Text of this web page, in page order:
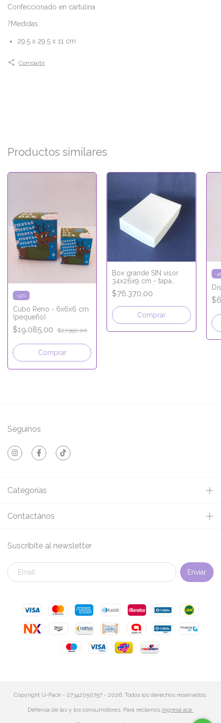
Confeccionado en cartulina
?Medidas:
29.5 x 29.5 x 11 cm
Compartir
Productos similares
-32%
Cubo Reno - 6x6x6 cm
(pequeño)
$19.085,00 $27.992,00
Comprar
Box grande SIN visor
34x26x9 cm - tapa
integrada - LÍNEA
PREMIUM
$76.370,00
Comprar
-
Seguinos
Categorías
Contactános
Suscribite al newsletter
Copyright U-Pack - 27342050757 - 2026. Todos los derechos reservados.
Defensa de las y los consumidores. Para reclamos ingresá acá.